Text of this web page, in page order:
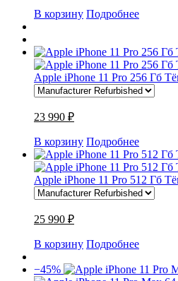
В корзину Подробнее
Apple iPhone 11 Pro 256 Гб
23 990 ₽
В корзину Подробнее
Apple iPhone 11 Pro 512 Гб
25 990 ₽
В корзину Подробнее
−45%